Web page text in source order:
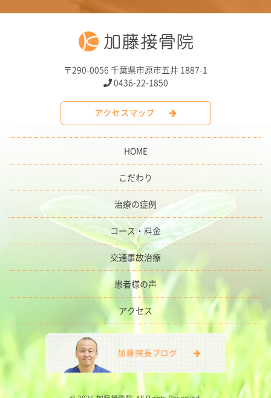
〒290-0056 千葉県市原市五井 1887-1
0436-22-1850
HOME
こだわり
治療の症例
コース・料金
交通事故治療
患者様の声
アクセス